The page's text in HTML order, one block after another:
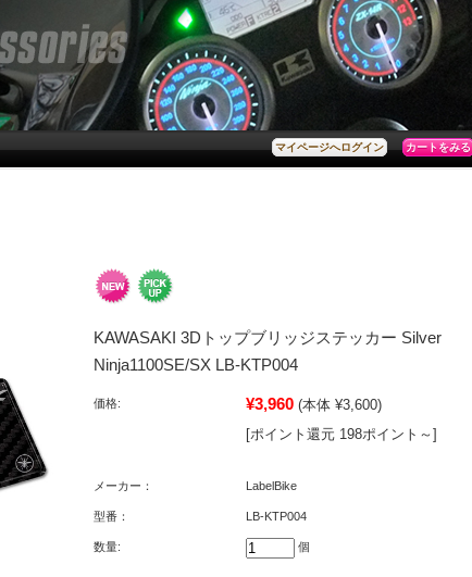
マイページへログイン カートをみる
KAWASAKI 3Dトップブリッジステッカー Silver
Ninja1100SE/SX LB-KTP004
価格: ¥3,960 (本体 ¥3,600)
[ポイント還元 198ポイント～]
メーカー： LabelBike
型番： LB-KTP004
数量: 個